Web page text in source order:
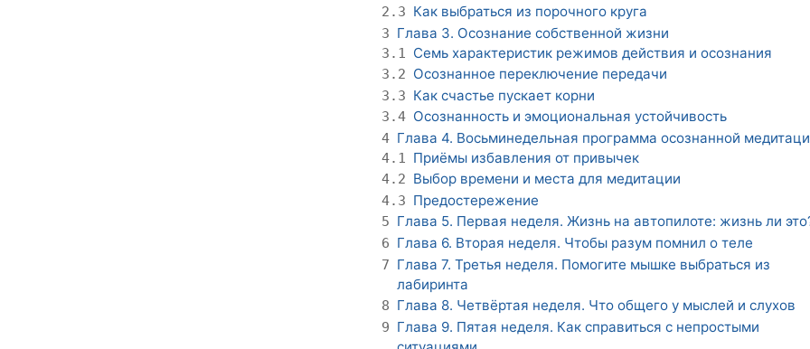
2.3 Как выбраться из порочного круга
3 Глава 3. Осознание собственной жизни
3.1 Семь характеристик режимов действия и осознания
3.2 Осознанное переключение передачи
3.3 Как счастье пускает корни
3.4 Осознанность и эмоциональная устойчивость
4 Глава 4. Восьминедельная программа осознанной
4.1 Приёмы избавления от привычек
4.2 Выбор времени и места для медитации
4.3 Предостережение
5 Глава 5. Первая неделя. Жизнь на автопилоте: жизнь ли
6 Глава 6. Вторая неделя. Чтобы разум помнил о теле
7 Глава 7. Третья неделя. Помогите мышке выбраться из
лабиринта
8 Глава 8. Четвёртая неделя. Что общего у мыслей и слухов
9 Глава 9. Пятая неделя. Как справиться с непростыми